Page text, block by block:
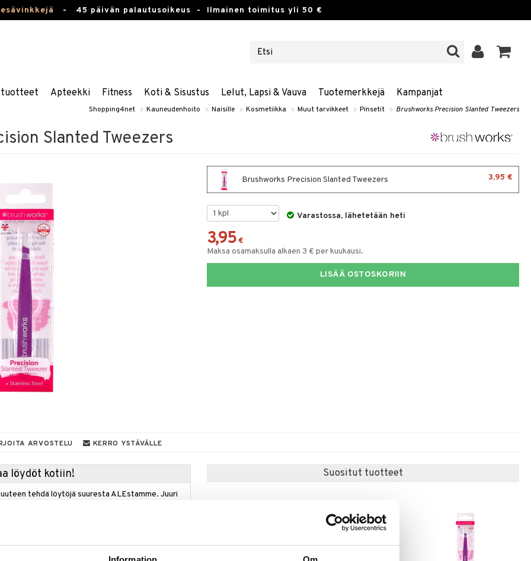
- 45 päivän palautusoikeus - Ilmainen toimitus yli 50 €
Apteekki Fitness Koti & Sisustus Lelut, Lapsi & Vauva Tuotemerkkejä Kampanjat
Shopping4net » Kauneudenhoito » Naisille » Kosmetiikka » Muut tarvikkeet » Pinsetit » Brushworks Precision Slanted Tweezers
Slanted Tweezers
Brushworks Precision Slanted Tweezers 3,95 €
Varastossa, lähetetään heti
3,95 €
Maksa osamaksulla alkaen 3 € per kuukausi.
LISÄÄ OSTOSKORIIN
ARVOSTELU KERRO YSTÄVÄLLE
löydöt kotiin!
tehdä löytöjä suuresta ALEstamme. Juuri
ale-löydöt »
Suositut tuotteet